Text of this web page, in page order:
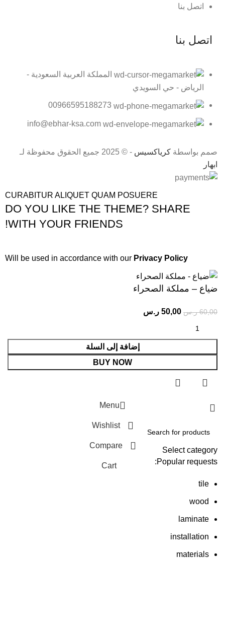
اتصل بنا
اتصل بنا
المملكة العربية السعودية -
الرياض - حي السويدي
00966595188273
info@ebhar-ksa.com
صمم بواسطة كرياكسيس - © 2025 جميع الحقوق محفوظة لـ
ابهار
CURABITUR ALIQUET QUAM POSUERE
DO YOU LIKE THE THEME? SHARE
WITH YOUR FRIENDS!
Will be used in accordance with our Privacy Policy
ضياع – مملكة الصحراء
60,00 ر.س 50,00 ر.س
إضافة إلى السلة
BUY NOW
Select category
Popular requests:
tile
wood
laminate
installation
materials
Menu
Wishlist
Compare
Cart